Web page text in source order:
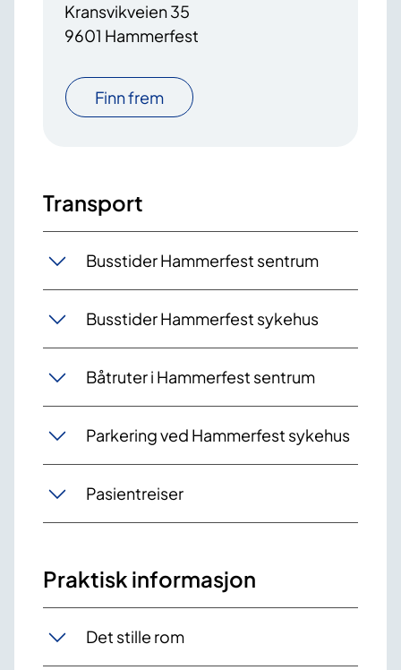
Kransvikveien 35
9601 Hammerfest
Finn frem
Transport
Busstider Hammerfest sentrum
Busstider Hammerfest sykehus
Båtruter i Hammerfest sentrum
Parkering ved Hammerfest sykehus
Pasientreiser
Praktisk informasjon
Det stille rom